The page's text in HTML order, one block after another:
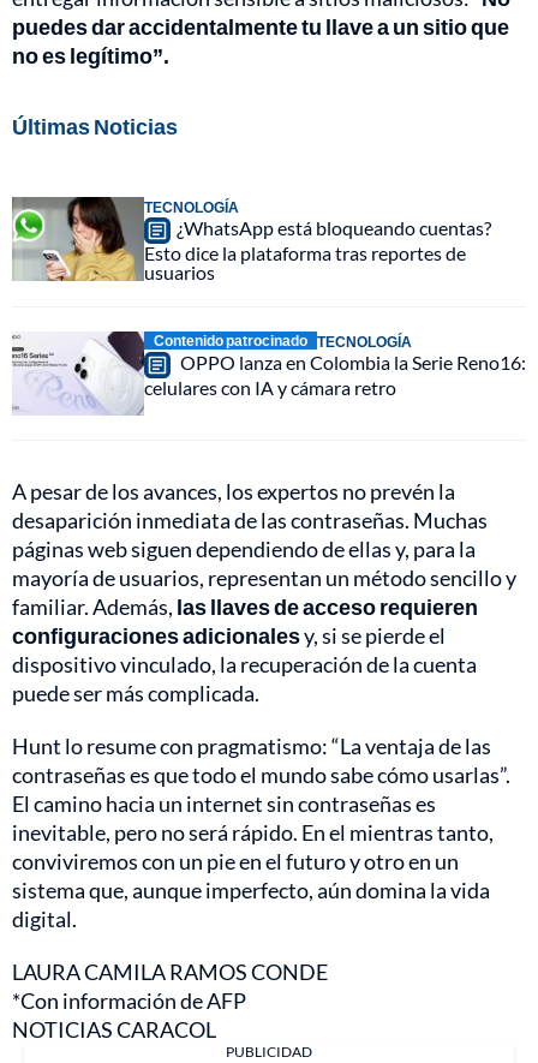
puedes dar accidentalmente tu llave a un sitio que
no es legítimo”.
Últimas Noticias
TECNOLOGÍA
¿WhatsApp está bloqueando cuentas?
Esto dice la plataforma tras reportes de
usuarios
Contenido patrocinado TECNOLOGÍA
OPPO lanza en Colombia la Serie Reno16:
celulares con IA y cámara retro
A pesar de los avances, los expertos no prevén la
desaparición inmediata de las contraseñas. Muchas
páginas web siguen dependiendo de ellas y, para la
mayoría de usuarios, representan un método sencillo y
familiar. Además, las llaves de acceso requieren
configuraciones adicionalesy, si se pierde el
dispositivo vinculado, la recuperación de la cuenta
puede ser más complicada.
Hunt lo resume con pragmatismo: “La ventaja de las
contraseñas es que todo el mundo sabe cómo usarlas”.
El camino hacia un internet sin contraseñas es
inevitable, pero no será rápido. En el mientras tanto,
conviviremos con un pie en el futuro y otro en un
sistema que, aunque imperfecto, aún domina la vida
digital.
LAURA CAMILA RAMOS CONDE
*Con información de AFP
NOTICIAS CARACOL
PUBLICIDAD